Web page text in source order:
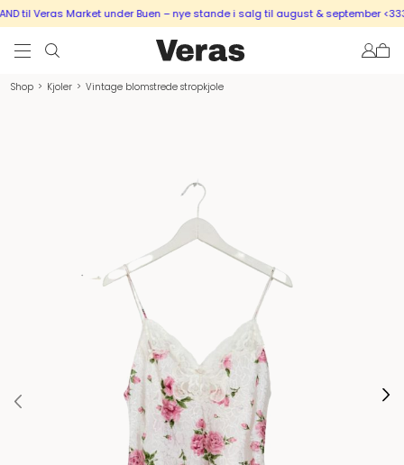
til Veras Market under Buen – nye stande i salg til august & september <333
Shop > Kjoler > Vintage blomstrede stropkjole